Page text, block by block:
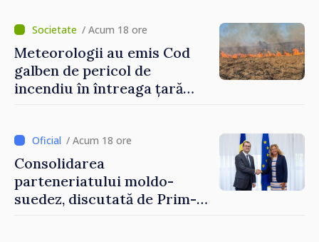
/ Acum 18 ore
Meteorologii au emis Cod
galben de pericol de
incendiu în întreaga țară
/ Acum 18 ore
Consolidarea
parteneriatului moldo-
suedez, discutată de Prim-